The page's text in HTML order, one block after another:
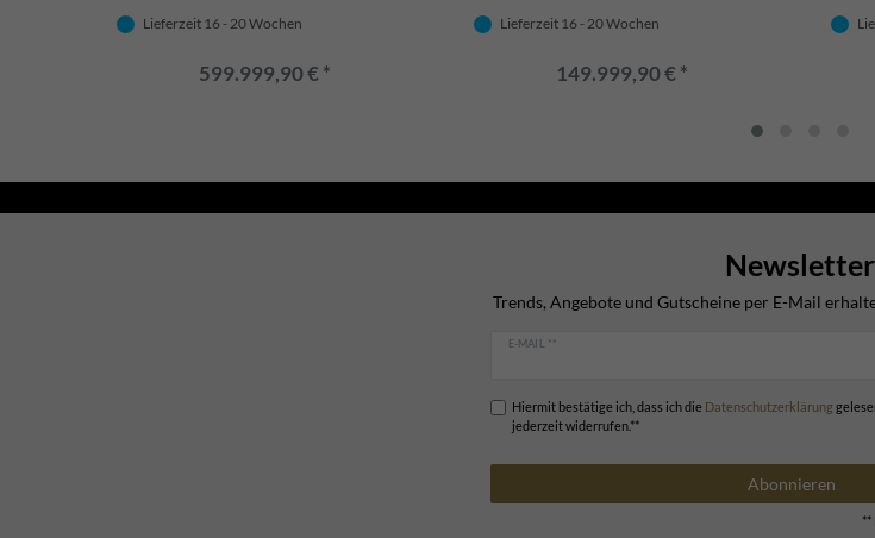
Lieferzeit 16 - 20 Wochen
599.999,90 € *
Prunkvolle Barock & Jugendstil Garten
Lieferzeit 16 - 20 Wochen
149.999,90 € *
Newsletter
Trends, Angebote und Gutscheine per E-Mail
E-MAIL **
Hiermit bestätige ich, dass ich die Daten­schutz­erklärung
jederzeit widerrufen.**
Abonnieren
**